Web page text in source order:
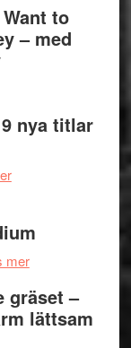
Park
–
kväll
II
to
– med
nya titlar
om
West
presenterar
nya
titlar
merom
Shahab
Mehrabi
gräset –
lättsam